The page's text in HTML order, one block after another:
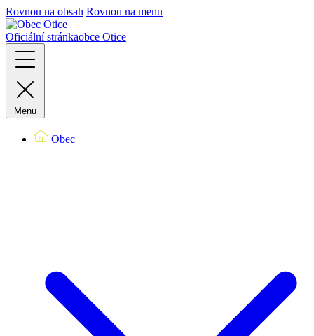
Rovnou na obsah Rovnou na menu
Oficiální stránkaobce Otice
Menu
Obec